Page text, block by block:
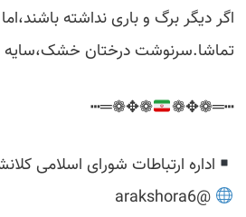
اگر دیگر برگ و باری نداشته
تماشا.سرنوشت درختان خشک،سایه
┅═❁✥❁
❁✥❁═┅
اداره ارتباطات شورای اسلامی
@arakshora6